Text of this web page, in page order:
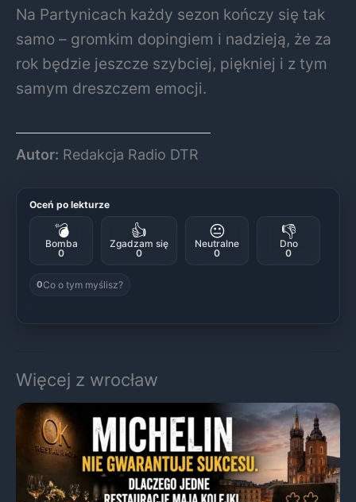
Na Partynicach każdy sezon kończy się tak
samo – gromkim dopingiem i nadzieją, że za
rok będzie jeszcze szybciej, piękniej i z tym
samym dreszczem emocji.
Autor: Redakcja Radio DTR
Oceń po lekturze
💣
Bomba
0
👍
Zgadzam się
0
😐
Neutralne
0
👎
Dno
0
0Co o tym myślisz?
Więcej z wrocław